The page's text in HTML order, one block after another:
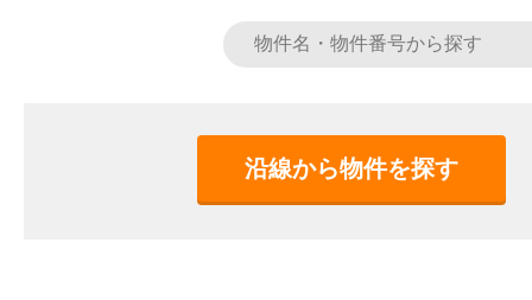
沿線から物件を探す